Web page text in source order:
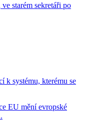
starém sekretáři po
k systému, kterému se
EU mění evropské